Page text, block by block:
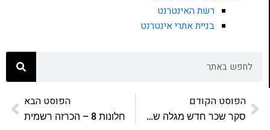
רשת האינטרנט
בניית אתרי אינטרנט
הפוסט הקודם
סקר שכר חדש מגלה ש…
הפוסט הבא
חלונות 8 – הכרזה רשמית